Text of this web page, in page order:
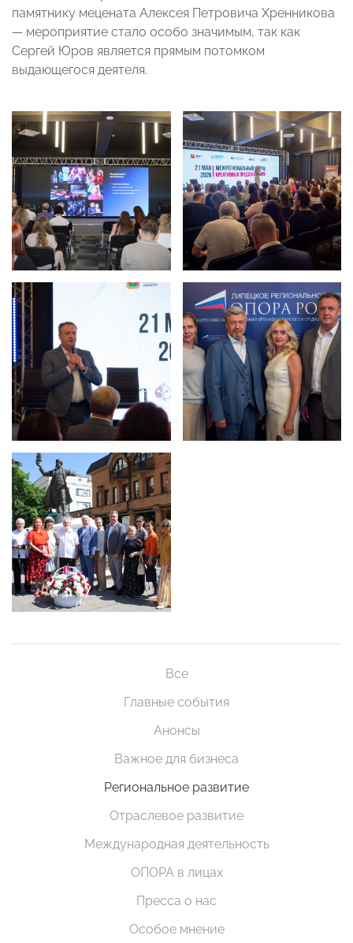
памятнику мецената Алексея Петровича Хренникова
— мероприятие стало особо значимым, так как
Сергей Юров является прямым потомком
выдающегося деятеля.
Все
Главные события
Анонсы
Важное для бизнеса
Региональное развитие
Отраслевое развитие
Международная деятельность
ОПОРА в лицах
Пресса о нас
Особое мнение